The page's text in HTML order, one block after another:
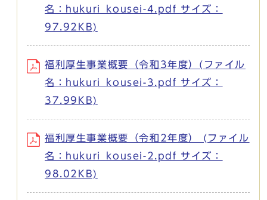
名：hukuri_kousei-4.pdf サイズ：
97.92KB)
福利厚生事業概要（令和3年度）(ファイル
名：hukuri_kousei-3.pdf サイズ：
37.99KB)
福利厚生事業概要（令和2年度） (ファイル
名：hukuri_kousei-2.pdf サイズ：
98.02KB)